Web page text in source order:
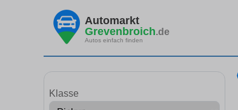
Automarkt
Grevenbroich.de
Autos einfach finden
Klasse